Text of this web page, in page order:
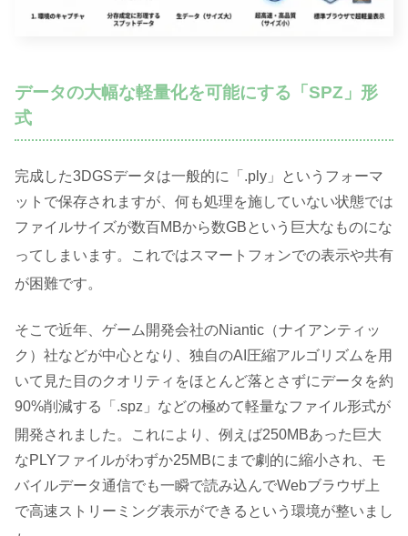
データの大幅な軽量化を可能にする「SPZ」形
式
完成した3DGSデータは一般的に「.ply」というフォーマ
ットで保存されますが、何も処理を施していない状態では
ファイルサイズが数百MBから数GBという巨大なものにな
ってしまいます。これではスマートフォンでの表示や共有
が困難です。
そこで近年、ゲーム開発会社のNiantic（ナイアンティッ
ク）社などが中心となり、独自のAI圧縮アルゴリズムを用
いて見た目のクオリティをほとんど落とさずにデータを約
90%削減する「.spz」などの極めて軽量なファイル形式が
開発されました 。これにより、例えば250MBあった巨大
なPLYファイルがわずか25MBにまで劇的に縮小され、モ
バイルデータ通信でも一瞬で読み込んでWebブラウザ上
で高速ストリーミング表示ができるという環境が整いまし